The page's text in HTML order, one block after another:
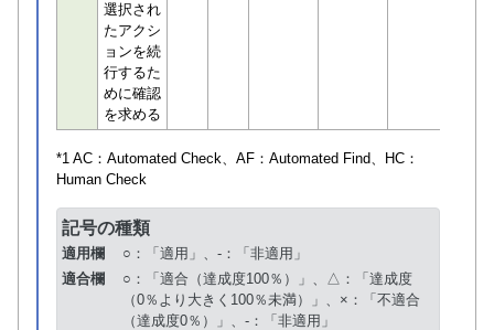
選択され
たアクシ
ョンを続
行するた
めに確認
を求める
*1 AC： Automated Check、AF： Automated Find、HC：
Human Check
記号の種類
適用欄
○：「適用」、-：「非適用」
適合欄
○：「適合（達成度100％）」、△：「達成度
（0％より大きく100％未満）」、×：「不適合
（達成度0％）」、-：「非適用」